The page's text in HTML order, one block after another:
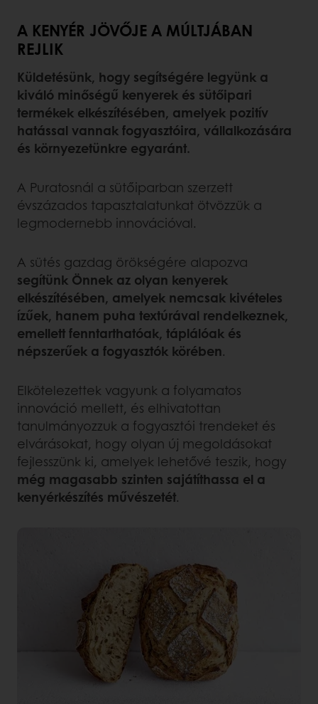
A KENYÉR JÖVŐJE A MÚLTJÁBAN
REJLIK
Küldetésünk, hogy segítségére legyünk a
kiváló minőségű kenyerek és sütőipari
termékek elkészítésében, amelyek pozitív
hatással vannak fogyasztóira, vállalkozására
és környezetünkre egyaránt.
A Puratosnál a sütőiparban szerzett
évszázados tapasztalatunkat ötvözzük a
legmodernebb innovációval.
A sütés gazdag örökségére alapozva
segítünk Önnek az olyan kenyerek
elkészítésében, amelyek nemcsak kivételes
ízűek, hanem puha textúrával rendelkeznek,
emellett fenntarthatóak, táplálóak és
népszerűek a fogyasztók körében.
Elkötelezettek vagyunk a folyamatos
innováció mellett, és elhivatottan
tanulmányozzuk a fogyasztói trendeket és
elvárásokat, hogy olyan új megoldásokat
fejlesszünk ki, amelyek lehetővé teszik, hogy
még magasabb szinten sajátíthassa el a
kenyérkészítés művészetét.